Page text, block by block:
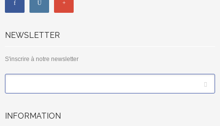
NEWSLETTER
S'inscrire à notre newsletter
INFORMATION